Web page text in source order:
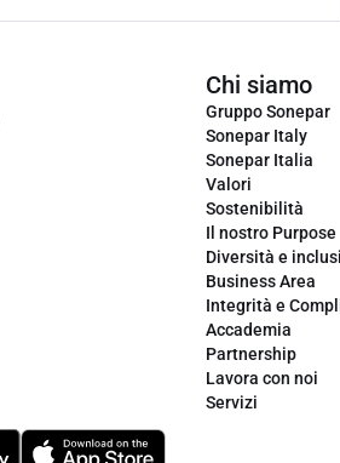
Chi siamo
Gruppo Sonepar
Sonepar Italy
Sonepar Italia
Valori
Sostenibilità
Il nostro Purpose
Diversità e
Business Area
Integrità e
Accademia
Partnership
Lavora con noi
Servizi